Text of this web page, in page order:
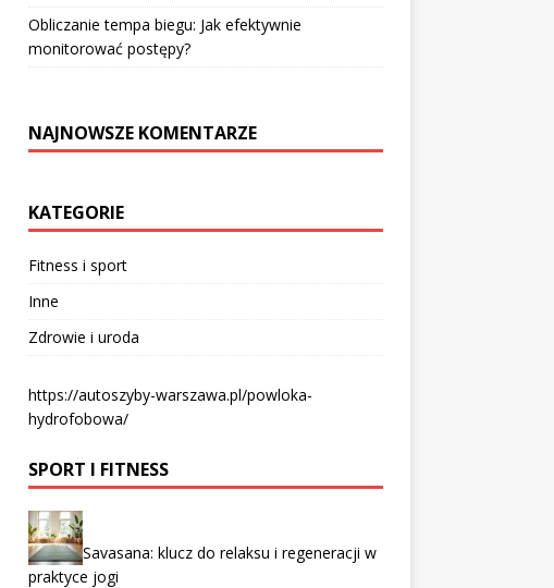
Obliczanie tempa biegu: Jak efektywnie
monitorować postępy?
NAJNOWSZE KOMENTARZE
KATEGORIE
Fitness i sport
Inne
Zdrowie i uroda
https://autoszyby-warszawa.pl/powloka-
hydrofobowa/
SPORT I FITNESS
Savasana: klucz do relaksu i regeneracji w
praktyce jogi